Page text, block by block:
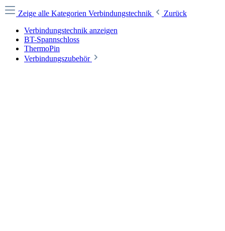
Zeige alle Kategorien Verbindungstechnik
Zurück
Verbindungstechnik anzeigen
BT-Spannschloss
ThermoPin
Verbindungszubehör